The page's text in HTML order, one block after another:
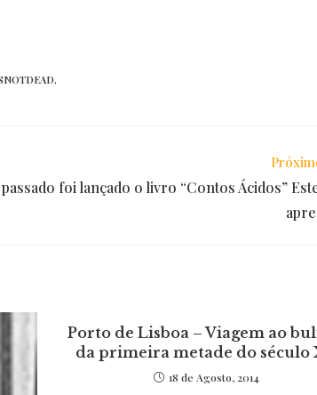
,
passado foi lançado o livro “Contos Ácidos”
Porto de Lisboa – Viagem ao
da primeira metade do século
18 de Agosto, 2014